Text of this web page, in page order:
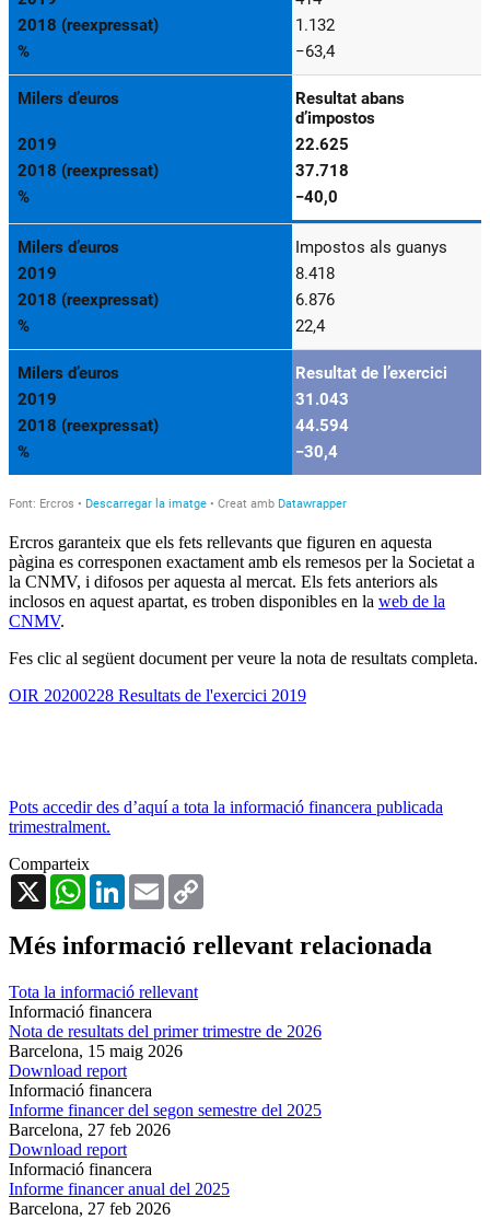
Ercros garanteix que els fets rellevants que figuren en aquesta
pàgina es corresponen exactament amb els remesos per la Societat a
la CNMV, i difosos per aquesta al mercat. Els fets anteriors als
inclosos en aquest apartat, es troben disponibles en la web de la
CNMV.
Fes clic al següent document per veure la nota de resultats completa.
OIR 20200228 Resultats de l'exercici 2019
Pots accedir des d’aquí a tota la informació financera publicada
trimestralment.
Comparteix
X
WhatsAppLinkedInEmail
Més informació rellevant relacionada
Tota la informació rellevant
Informació financera
Nota de resultats del primer trimestre de 2026
Barcelona, 15 maig 2026
Download report
Informació financera
Informe financer del segon semestre del 2025
Barcelona, 27 feb 2026
Download report
Informació financera
Informe financer anual del 2025
Barcelona, 27 feb 2026